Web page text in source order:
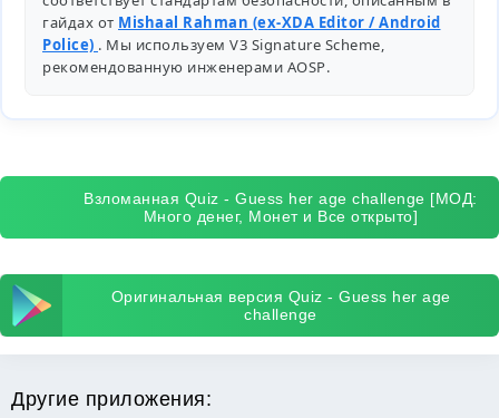
гайдах от Mishaal Rahman (ex-XDA Editor / Android
Police) . Мы используем V3 Signature Scheme,
рекомендованную инженерами AOSP.
Взломанная Quiz - Guess her age challenge [МОД:
Много денег, Монет и Все открыто]
Оригинальная версия Quiz - Guess her age
challenge
Другие приложения: